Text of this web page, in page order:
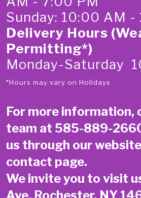
Sunday: 10:00 AM -
Delivery Hours
Permitting*)
Monday-Saturday
*Hours may vary on Holidays
For more information,
team at 585-889-
us through our
contact page.
We invite you to visit